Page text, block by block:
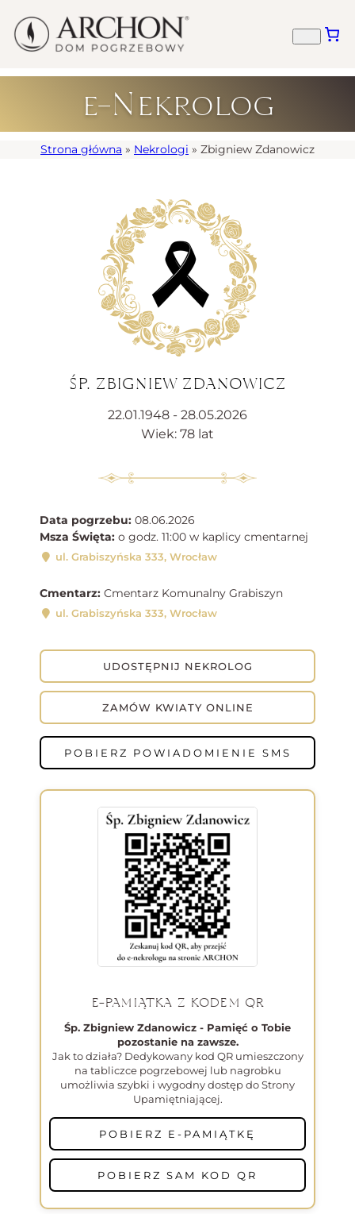
e-Nekrolog
Strona główna » Nekrologi » Zbigniew Zdanowicz
ŚP. ZBIGNIEW ZDANOWICZ
22.01.1948 - 28.05.2026
Wiek: 78 lat
Data pogrzebu: 08.06.2026
Msza Święta: o godz. 11:00 w kaplicy cmentarnej
ul. Grabiszyńska 333, Wrocław
Cmentarz: Cmentarz Komunalny Grabiszyn
ul. Grabiszyńska 333, Wrocław
UDOSTĘPNIJ NEKROLOG
ZAMÓW KWIATY ONLINE
POBIERZ POWIADOMIENIE SMS
E-PAMIĄTKA Z KODEM QR
Śp. Zbigniew Zdanowicz - Pamięć o Tobie
pozostanie na zawsze.
Jak to działa? Dedykowany kod QR umieszczony
na tabliczce pogrzebowej lub nagrobku
umożliwia szybki i wygodny dostęp do Strony
Upamiętniającej.
POBIERZ E-PAMIĄTKĘ
POBIERZ SAM KOD QR